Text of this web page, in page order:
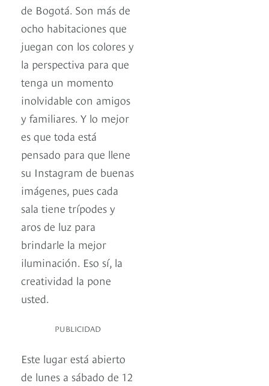
de Bogotá. Son más de
ocho habitaciones que
juegan con los colores y
la perspectiva para que
tenga un momento
inolvidable con amigos
y familiares. Y lo mejor
es que toda está
pensado para que llene
su Instagram de buenas
imágenes, pues cada
sala tiene trípodes y
aros de luz para
brindarle la mejor
iluminación. Eso sí, la
creatividad la pone
usted.
PUBLICIDAD
Este lugar está abierto
de lunes a sábado de 12